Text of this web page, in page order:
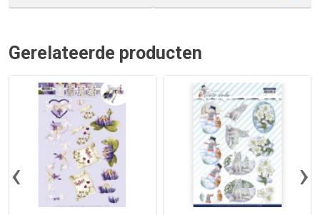
Gerelateerde producten
‹ ›